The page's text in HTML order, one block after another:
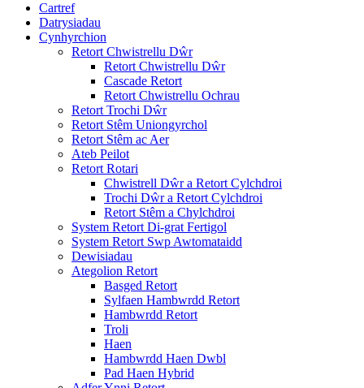
Cartref
Datrysiadau
Cynhyrchion
Retort Chwistrellu Dŵr
Retort Chwistrellu Dŵr
Cascade Retort
Retort Chwistrellu Ochrau
Retort Trochi Dŵr
Retort Stêm Uniongyrchol
Retort Stêm ac Aer
Ateb Peilot
Retort Rotari
Chwistrell Dŵr a Retort Cylchdroi
Trochi Dŵr a Retort Cylchdroi
Retort Stêm a Chylchdroi
System Retort Di-grat Fertigol
System Retort Swp Awtomataidd
Dewisiadau
Ategolion Retort
Basged Retort
Sylfaen Hambwrdd Retort
Hambwrdd Retort
Troli
Haen
Hambwrdd Haen Dwbl
Pad Haen Hybrid